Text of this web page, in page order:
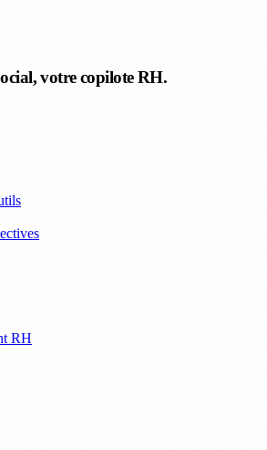
votre copilote RH.
RH